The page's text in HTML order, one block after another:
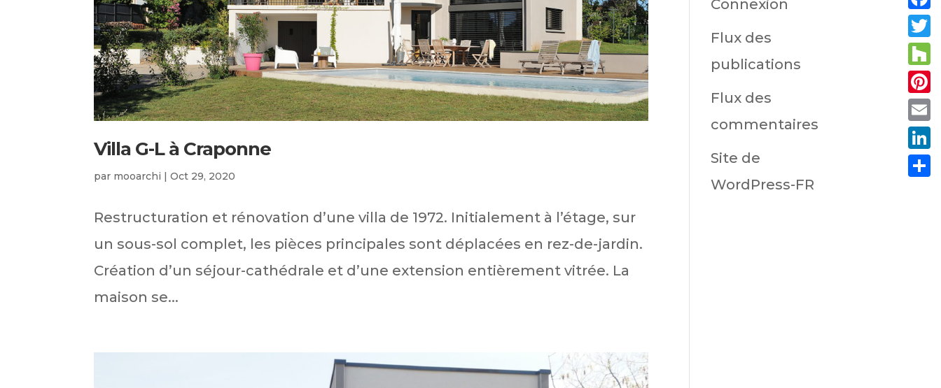
Villa G-L à Craponne
par mooarchi |Oct 29, 2020
Restructuration et rénovation d’une villa de 1972. Initialement à l’étage, sur
un sous-sol complet, les pièces principales sont déplacées en rez-de-jardin.
Création d’un séjour-cathédrale et d’une extension entièrement vitrée. La
maison se...
Connexion
Flux des
publications
Flux des
commentaires
Site de
WordPress-FR